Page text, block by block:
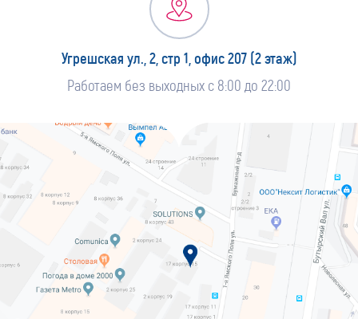
Угрешская ул., 2, стр 1, офис 207 (2 этаж)
Работаем без выходных с 8:00 до 22:00